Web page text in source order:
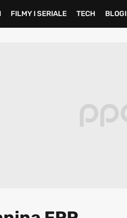
FILMY I SERIALE TECH BLOGI